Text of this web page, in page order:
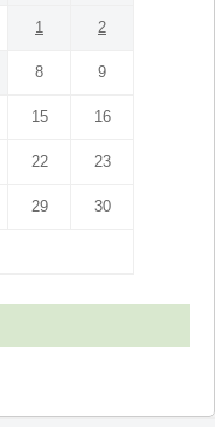
1 2
8 9
15 16
22 23
29 30